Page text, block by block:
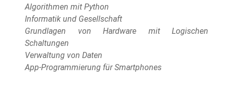
Algorithmen mit Python
Informatik und Gesellschaft
Grundlagen von Hardware mit Logischen
Schaltungen
Verwaltung von Daten
App-Programmierung für Smartphones